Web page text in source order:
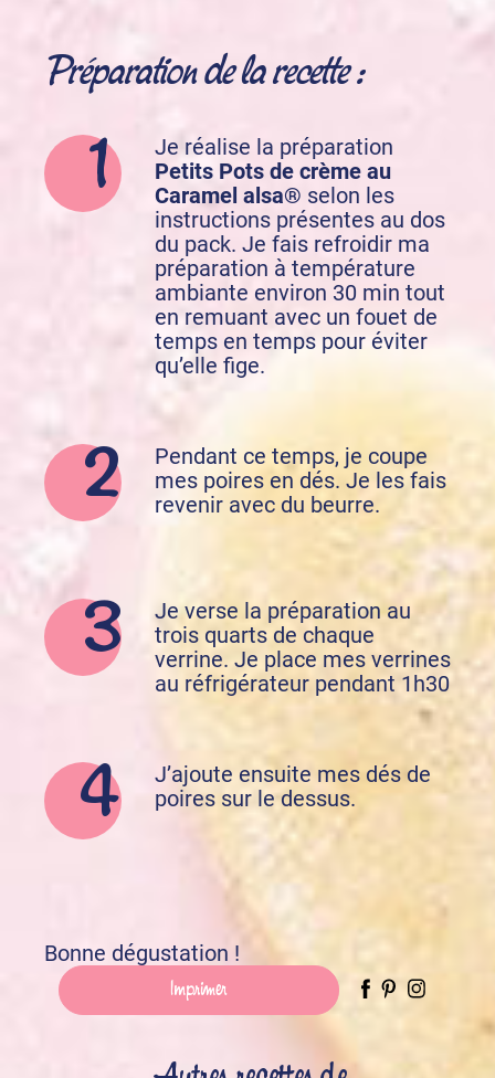
Préparation de la recette :
Imprimer
Je réalise la préparation
Petits Pots de crème au
Caramel alsa® selon les
instructions présentes au dos
du pack. Je fais refroidir ma
préparation à température
ambiante environ 30 min tout
en remuant avec un fouet de
temps en temps pour éviter
qu’elle fige.
Pendant ce temps, je coupe
mes poires en dés. Je les fais
revenir avec du beurre.
Je verse la préparation au
trois quarts de chaque
verrine. Je place mes verrines
au réfrigérateur pendant 1h30
J’ajoute ensuite mes dés de
poires sur le dessus.
Bonne dégustation !